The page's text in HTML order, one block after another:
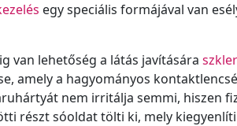
egy speciális formájával van
van lehetőség a látás javítására
amely a hagyományos
nem irritálja semmi, hiszen
részt sóoldat tölti ki, mely